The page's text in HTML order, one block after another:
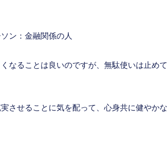
ン：金融関係の人
なることは良いのですが、無駄使いは止めて
させることに気を配って、心身共に健やかな